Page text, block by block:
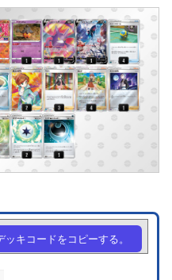
ッキコードをコピーする。